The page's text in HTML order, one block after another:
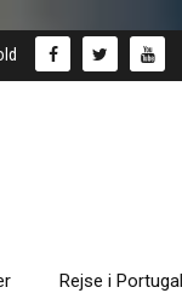
Rejse i Portugal